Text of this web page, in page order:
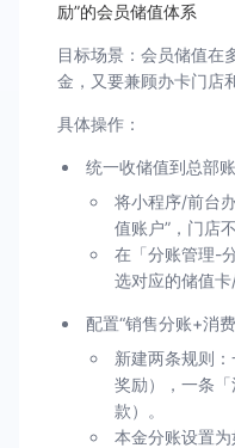
励”的会员储值体系
目标场景：会员储值在
金，又要兼顾办卡门店
具体操作：
统一收储值到总部
将小程序/前台
值账户”，门店
在「分账管理-
选对应的储值卡
配置“销售分账+消
新建两条规则
奖励），一条
款）。
本金分账设置